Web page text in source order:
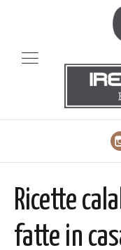
Ricette
fatte in